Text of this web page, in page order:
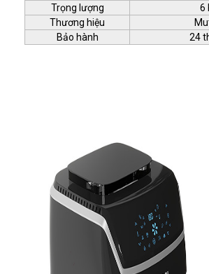
Trọng lượng
6
Thương hiệu
Bảo hành
24